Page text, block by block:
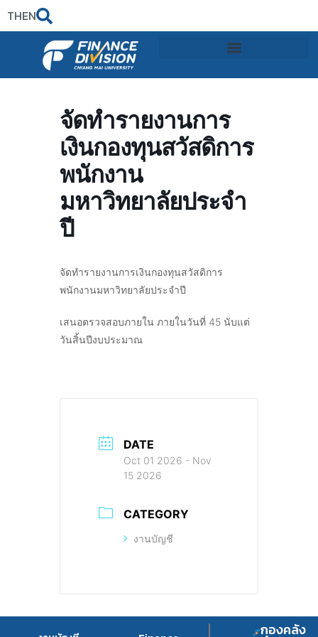
THEN
จัดทำรายงานการ
เงินกองทุนสวัสดิการ
พนักงาน
มหาวิทยาลัยประจำ
ปี
จัดทำรายงานการเงินกองทุนสวัสดิการ
พนักงานมหาวิทยาลัยประจำปี
เสนอตรวจสอบภายใน ภายในวันที่ 45 นับแต่
วันสิ้นปีงบประมาณ
DATE
Oct 01 2026 - Nov
15 2026
CATEGORY
งานบัญชี
กองคลัง